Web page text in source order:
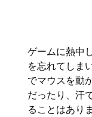
ゲームに熱中
を忘れてしま
でマウスを動
だったり、汗
ることはあり